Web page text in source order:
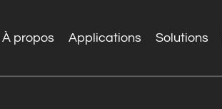
À propos Applications Solutions